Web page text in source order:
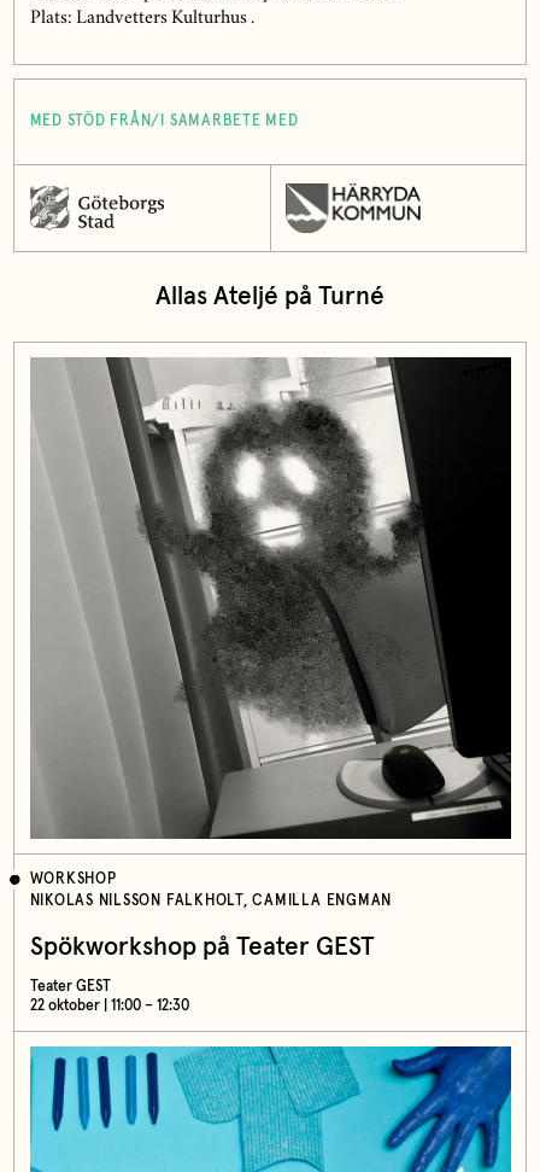
Plats: Landvetters Kulturhus .
MED STÖD FRÅN/I SAMARBETE MED
Allas Ateljé på Turné
WORKSHOP
NIKOLAS NILSSON FALKHOLT, CAMILLA ENGMAN
Spökworkshop på Teater GEST
Teater GEST
22 oktober | 11:00 – 12:30